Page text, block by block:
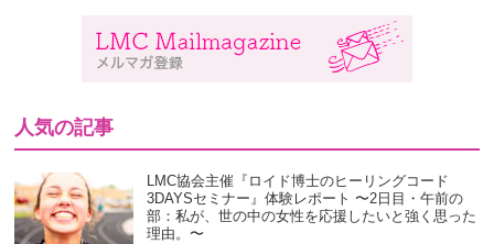
人気の記事
LMC協会主催『ロイド博士のヒーリングコード
3DAYSセミナー』体験レポート 〜2日目・午前の
部：私が、世の中の女性を応援したいと強く思った
理由。〜